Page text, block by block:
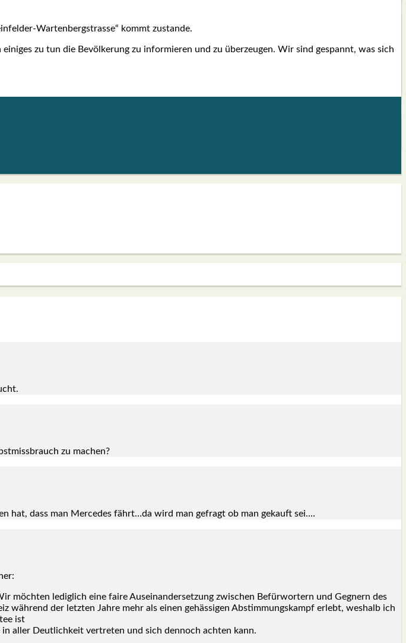
War­ten­berg­stras­se“ kommt zustan­de.
zu tun die Bevöl­ke­rung zu infor­mie­ren und zu über­zeu­gen. Wir sind gespannt, was sich
zu machen?
hat, dass man Mer­ce­des fährt…da wird man gefragt ob man gekauft sei.…
möch­ten ledig­lich eine fai­re Aus­ein­an­der­set­zung zwi­schen Befür­wor­tern und Geg­nern des
wäh­rend der letz­ten Jah­re mehr als einen gehäs­si­gen Abstim­mungs­kampf erlebt, wes­halb ich
ist
aller Deut­lich­keit ver­tre­ten und sich den­noch ach­ten kann.